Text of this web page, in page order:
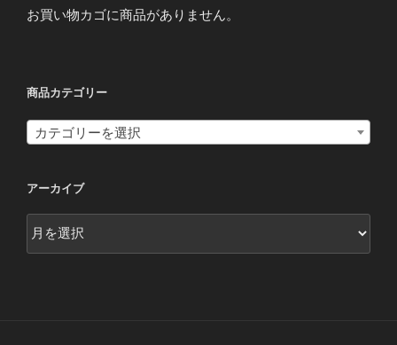
お買い物カゴに商品がありません。
商品カテゴリー
カテゴリーを選択
アーカイブ
ー